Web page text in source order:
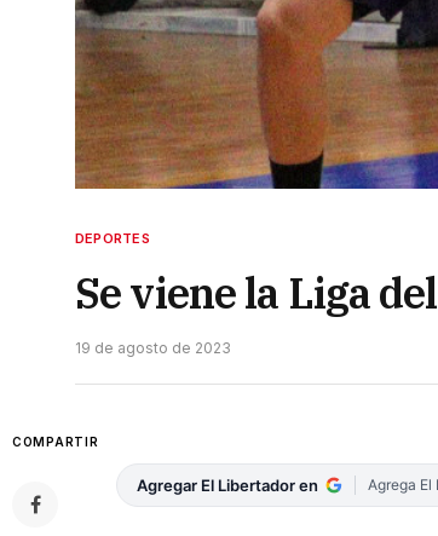
DEPORTES
Se viene la Liga
19 de agosto de 2023
COMPARTIR
Agregar El Libertador en Agrega El